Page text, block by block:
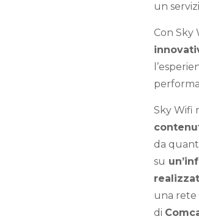
un
Con Sky
Sky Wifi
da
su
una rete
di